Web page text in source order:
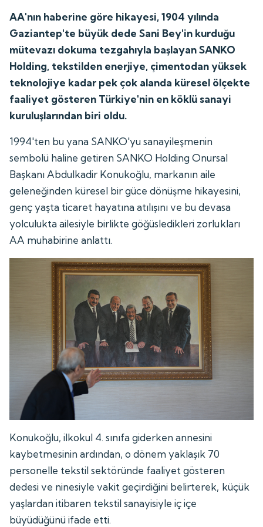
AA'nın haberine göre hikayesi, 1904 yılında
Gaziantep'te büyük dede Sani Bey'in kurduğu
mütevazı dokuma tezgahıyla başlayan SANKO
Holding, tekstilden enerjiye, çimentodan yüksek
teknolojiye kadar pek çok alanda küresel ölçekte
faaliyet gösteren Türkiye'nin en köklü sanayi
kuruluşlarından biri oldu.
1994'ten bu yana SANKO'yu sanayileşmenin
sembolü haline getiren SANKO Holding Onursal
Başkanı Abdulkadir Konukoğlu, markanın aile
geleneğinden küresel bir güce dönüşme hikayesini,
genç yaşta ticaret hayatına atılışını ve bu devasa
yolculukta ailesiyle birlikte göğüsledikleri zorlukları
AA muhabirine anlattı.
Konukoğlu, ilkokul 4. sınıfa giderken annesini
kaybetmesinin ardından, o dönem yaklaşık 70
personelle tekstil sektöründe faaliyet gösteren
dedesi ve ninesiyle vakit geçirdiğini belirterek, küçük
yaşlardan itibaren tekstil sanayisiyle iç içe
büyüdüğünü ifade etti.